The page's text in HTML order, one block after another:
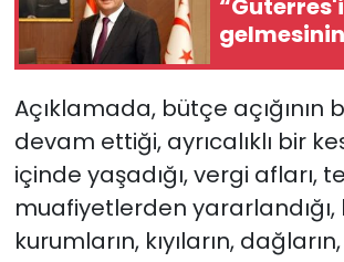
oranla
Açıklamada, bütçe açığının
devam ettiği, ayrıcalıklı bir
içinde yaşadığı, vergi afları,
muafiyetlerden
kurumların, kıyıların,